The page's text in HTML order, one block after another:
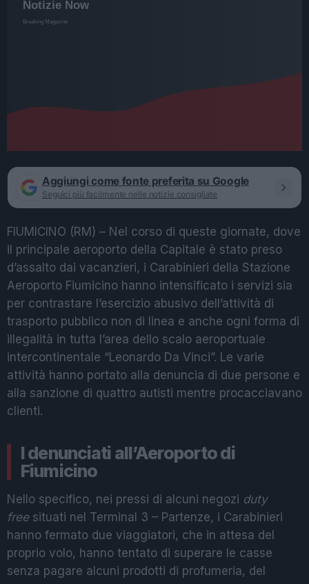
Aggiungi come fonte preferita su Google
Seguici più facilmente nelle notizie consigliate
FIUMICINO (RM) – Nel corso di queste giornate, dove
il principale aeroporto della Capitale è stato preso
d’assalto dai vacanzieri, i Carabinieri della Stazione
Aeroporto Fiumicino hanno intensificato i servizi sia
per contrastare l’esercizio abusivo dell’attività di
trasporto pubblico non di linea e anche ogni forma di
illegalità in tutta l’area dello scalo aeroportuale
intercontinentale “Leonardo Da Vinci”. Le varie
attività hanno portato alla denuncia di due persone e
alla sanzione di quattro autisti mentre procacciavano
clienti.
I denunciati all’Aeroporto di
Fiumicino
Nello specifico, nei pressi di alcuni negozi duty
freesituati nel Terminal 3 – Partenze, i Carabinieri
hanno fermato due viaggiatori, che in attesa del
proprio volo, hanno tentato di superare le casse
senza pagare alcuni prodotti di profumeria, del